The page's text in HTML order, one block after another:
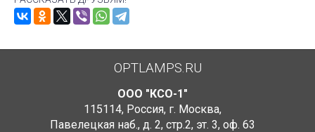
OPTLAMPS.RU
ООО "КСО-1"
115114, Россия, г. Москва,
Павелецкая наб., д. 2, стр.2, эт. 3, оф. 63